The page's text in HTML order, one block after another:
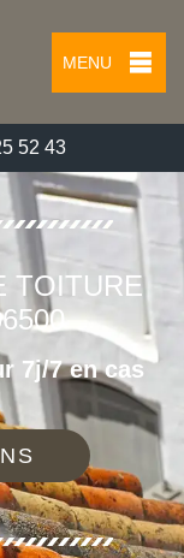
MENU
52 43
TOITURE
7j/7 en cas